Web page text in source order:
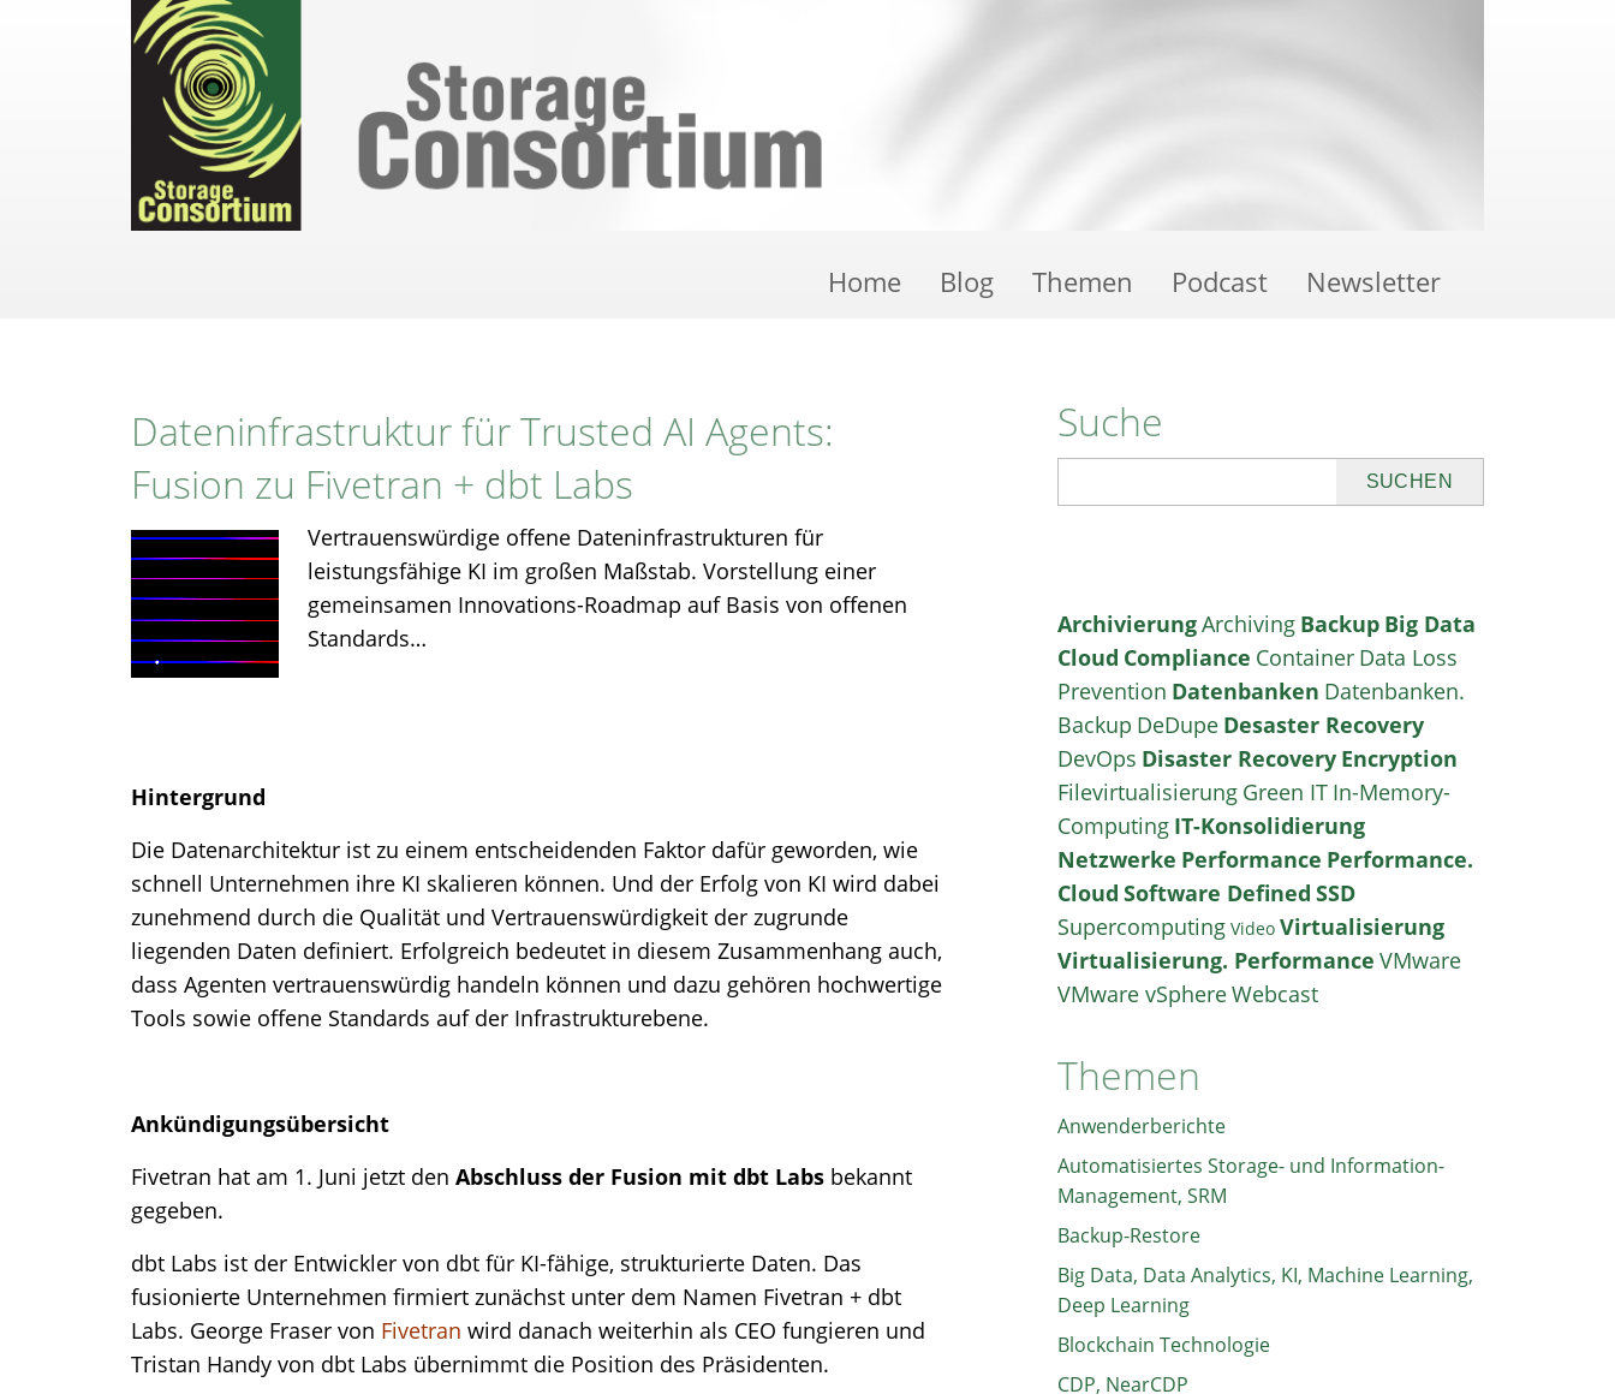
Home Blog Themen Podcast Newsletter
Dateninfrastruktur für Trusted AI Agents:
Fusion zu Fivetran + dbt Labs
Vertrauenswürdige offene Dateninfrastrukturen für
leistungsfähige KI im großen Maßstab. Vorstellung einer
gemeinsamen Innovations-Roadmap auf Basis von offenen
Standards…
Hintergrund
Die Datenarchitektur ist zu einem entscheidenden Faktor dafür geworden, wie
schnell Unternehmen ihre KI skalieren können. Und der Erfolg von KI wird dabei
zunehmend durch die Qualität und Vertrauenswürdigkeit der zugrunde
liegenden Daten definiert. Erfolgreich bedeutet in diesem Zusammenhang auch,
dass Agenten vertrauenswürdig handeln können und dazu gehören hochwertige
Tools sowie offene Standards auf der Infrastrukturebene.
Ankündigungsübersicht
Fivetran hat am 1. Juni jetzt den Abschluss der Fusion mit dbt Labs bekannt
gegeben.
dbt Labs ist der Entwickler von dbt für KI-fähige, strukturierte Daten. Das
fusionierte Unternehmen firmiert zunächst unter dem Namen Fivetran + dbt
Labs. George Fraser von Fivetran wird danach weiterhin als CEO fungieren und
Tristan Handy von dbt Labs übernimmt die Position des Präsidenten.
Suche
ArchivierungArchiving Backup Big Data
Cloud Compliance Container Data Loss
Prevention Datenbanken Datenbanken.
Backup DeDupe Desaster Recovery
DevOps Disaster Recovery Encryption
Filevirtualisierung Green IT In-Memory-
Computing IT-Konsolidierung
Netzwerke Performance Performance.
Cloud Software Defined SSD
Supercomputing Video Virtualisierung
Virtualisierung. Performance VMware
VMware vSphereWebcast
Themen
Anwenderberichte
Automatisiertes Storage- und Information-
Management, SRM
Backup-Restore
Big Data, Data Analytics, KI, Machine Learning,
Deep Learning
Blockchain Technologie
CDP, NearCDP